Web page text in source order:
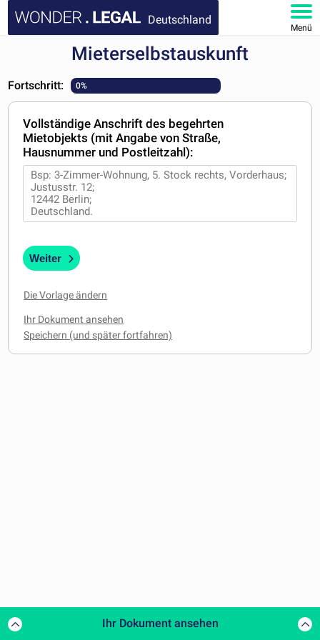
Deutschland
Menü
HOMEPAGE
DOKUMENTE
FAQ
KONTAKT
MEIN KONTO
Mieterselbstauskunft
Fortschritt: 0%
Vollständige Anschrift des begehrten
Mietobjekts (mit Angabe von Straße,
Hausnummer und Postleitzahl):
Weiter
Die Vorlage ändern
Ihr Dokument ansehen
Ihr Dokument ansehen